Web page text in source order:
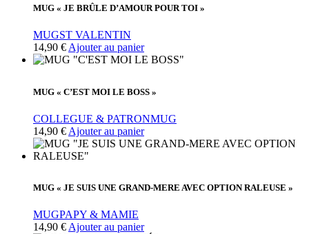
MUG « JE BRÛLE D’AMOUR POUR TOI »
MUGST VALENTIN
14,90 € Ajouter au panier
MUG « C’EST MOI LE BOSS »
COLLEGUE & PATRONMUG
14,90 € Ajouter au panier
MUG « JE SUIS UNE GRAND-MERE AVEC OPTION RALEUSE »
MUGPAPY & MAMIE
14,90 € Ajouter au panier